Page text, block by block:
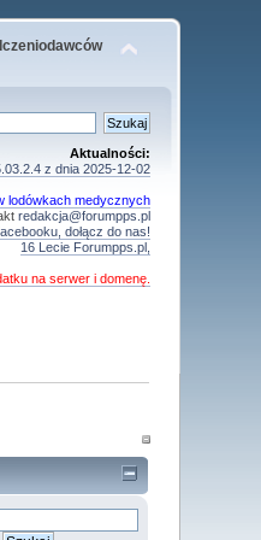
Aktualności:
z dnia 2025-12-02
lodówkach medycznych
redakcja@forumpps.pl
dołącz do nas!
16 Lecie Forumpps.pl,
na serwer i domenę.